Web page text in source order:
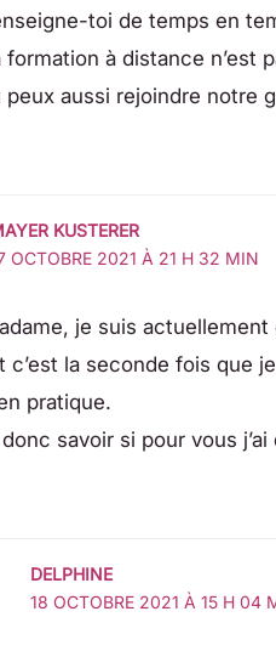
toi de temps en
formation à distance n’est
peux aussi rejoindre notre
KUSTERER
OCTOBRE 2021 À 21 H 32 MIN
je suis
c’est la seconde fois que
pratique.
donc savoir si pour vous
DELPHINE
18 OCTOBRE 2021 À 15 H 04